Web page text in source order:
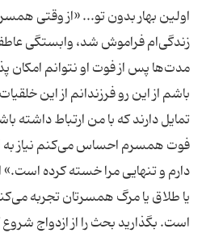
اولین بهار بدون تو... «از وقتی
زندگی‌ام فراموش شد، وابستگی
مدت‌ها پس از فوت او نتوانم امكان
باشم از این رو فرزندانم از این
تمایل دارند كه با من ارتباط داشته
فوت همسرم احساس می‌كنم نیاز به
دارم و تنهایی مرا خسته كرده
یا طلاق یا مرگ همسرتان تجربه
است. بگذارید بحث را از ازدواج